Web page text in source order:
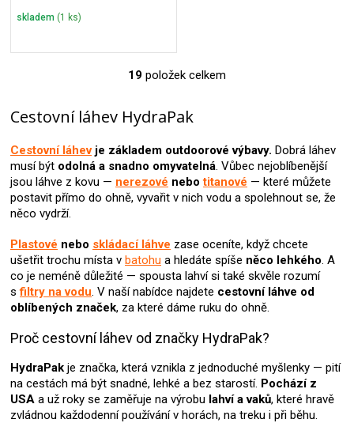
skladem (1 ks)
O
l
á
a
c
í
p
k
y
v
ý
p
s
19 položek celkem
Cestovní láhev HydraPak
Cestovní láhev je základem outdoorové výbavy. Dobrá láhev
musí být odolná a snadno omyvatelná. Vůbec nejoblíbenější
jsou láhve z kovu — nerezové nebo titanové — které můžete
postavit přímo do ohně, vyvařit v nich vodu a spolehnout se, že
něco vydrží.
Plastové nebo skládací láhve zase oceníte, když chcete
ušetřit trochu místa v batohu a hledáte spíše něco lehkého. A
co je neméně důležité — spousta lahví si také skvěle rozumí
s filtry na vodu. V naší nabídce najdete cestovní láhve od
oblíbených značek, za které dáme ruku do ohně.
Proč cestovní láhev od značky HydraPak?
HydraPak je značka, která vznikla z jednoduché myšlenky — pití
na cestách má být snadné, lehké a bez starostí. Pochází z
USA a už roky se zaměřuje na výrobu lahví a vaků, které hravě
zvládnou každodenní používání v horách, na treku i při běhu.